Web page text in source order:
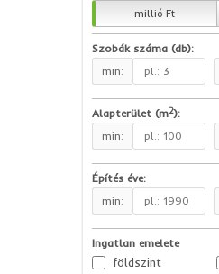
millió Ft
Szobák száma (db):
min:
Alapterület (m2):
min:
Építés éve:
min:
Ingatlan emelete
földszint